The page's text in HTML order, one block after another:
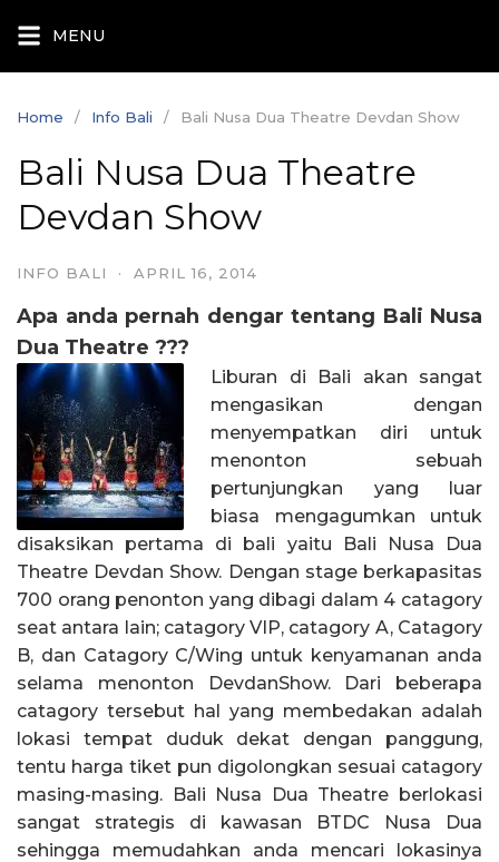
to
content
MENU
Home Info Bali Bali Nusa Dua Theatre Devdan Show
Bali Nusa Dua Theatre
Devdan Show
INFO BALI · APRIL 16, 2014
Apa anda pernah dengar tentang Bali Nusa
Dua Theatre ???
Liburan di Bali akan sangat
mengasikan dengan
menyempatkan diri untuk
menonton sebuah
pertunjungkan yang luar
biasa mengagumkan untuk
disaksikan pertama di bali yaitu Bali Nusa Dua
Theatre Devdan Show. Dengan stage berkapasitas
700 orang penonton yang dibagi dalam 4 catagory
seat antara lain; catagory VIP, catagory A, Catagory
B, dan Catagory C/Wing untuk kenyamanan anda
selama menonton DevdanShow. Dari beberapa
catagory tersebut hal yang membedakan adalah
lokasi tempat duduk dekat dengan panggung,
tentu harga tiket pun digolongkan sesuai catagory
masing-masing. Bali Nusa Dua Theatre berlokasi
sangat strategis di kawasan BTDC Nusa Dua
sehingga memudahkan anda mencari lokasinya